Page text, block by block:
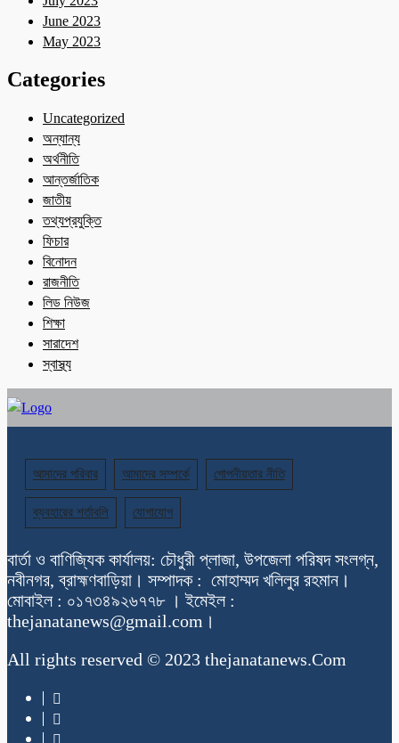
June 2023
May 2023
Categories
Uncategorized
অন্যান্য
অর্থনীতি
আন্তর্জাতিক
জাতীয়
তথ্যপ্রযুক্তি
ফিচার
বিনোদন
রাজনীতি
লিড নিউজ
শিক্ষা
সারাদেশ
স্বাস্থ্য
আমাদের পরিবার আমাদের সম্পর্কে গোপনীয়তার নীতি
ব্যবহারের শর্তাবলি যোগাযোগ
বার্তা ও বাণিজ্যিক কার্যালয়: চৌধুরী প্লাজা, উপজেলা পরিষদ সংলগ্ন,
নবীনগর, ব্রাহ্মণবাড়িয়া। সম্পাদক : মোহাম্মদ খলিলুর রহমান।
মোবাইল : ০১৭৩৪৯২৬৭৭৮ । ইমেইল :
thejanatanews@gmail.com।
All rights reserved © 2023 thejanatanews.Com